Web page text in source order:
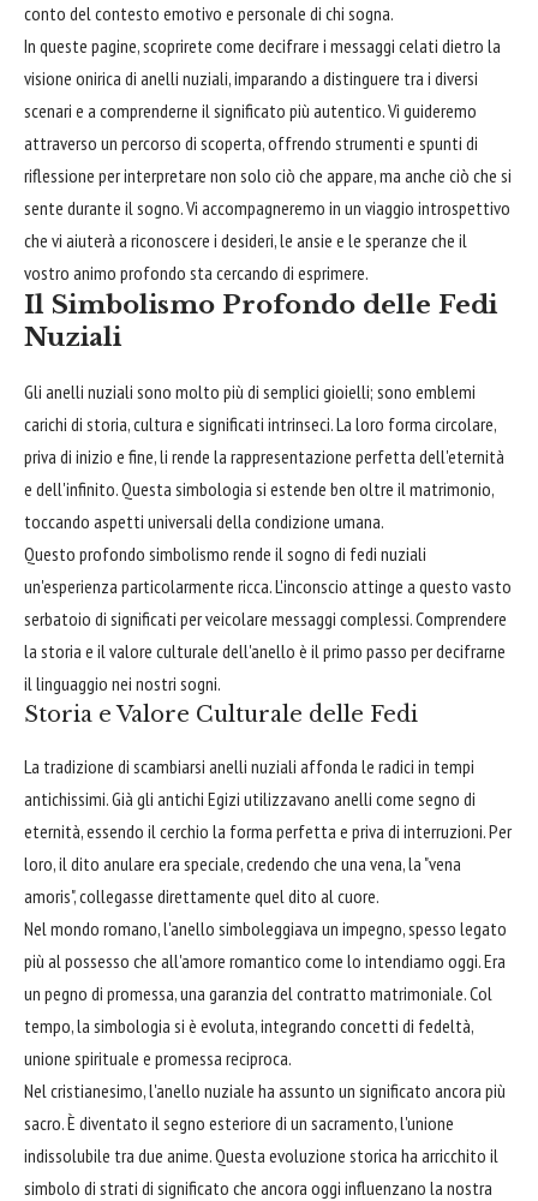
conto del contesto emotivo e personale di chi sogna.
In queste pagine, scoprirete come decifrare i messaggi celati dietro la
visione onirica di anelli nuziali, imparando a distinguere tra i diversi
scenari e a comprenderne il significato più autentico. Vi guideremo
attraverso un percorso di scoperta, offrendo strumenti e spunti di
riflessione per interpretare non solo ciò che appare, ma anche ciò che si
sente durante il sogno. Vi accompagneremo in un viaggio introspettivo
che vi aiuterà a riconoscere i desideri, le ansie e le speranze che il
vostro animo profondo sta cercando di esprimere.
Il Simbolismo Profondo delle Fedi
Nuziali
Gli anelli nuziali sono molto più di semplici gioielli; sono emblemi
carichi di storia, cultura e significati intrinseci. La loro forma circolare,
priva di inizio e fine, li rende la rappresentazione perfetta dell'eternità
e dell'infinito. Questa simbologia si estende ben oltre il matrimonio,
toccando aspetti universali della condizione umana.
Questo profondo simbolismo rende il sogno di fedi nuziali
un'esperienza particolarmente ricca. L'inconscio attinge a questo vasto
serbatoio di significati per veicolare messaggi complessi. Comprendere
la storia e il valore culturale dell'anello è il primo passo per decifrarne
il linguaggio nei nostri sogni.
Storia e Valore Culturale delle Fedi
La tradizione di scambiarsi anelli nuziali affonda le radici in tempi
antichissimi. Già gli antichi Egizi utilizzavano anelli come segno di
eternità, essendo il cerchio la forma perfetta e priva di interruzioni. Per
loro, il dito anulare era speciale, credendo che una vena, la "vena
amoris", collegasse direttamente quel dito al cuore.
Nel mondo romano, l'anello simboleggiava un impegno, spesso legato
più al possesso che all'amore romantico come lo intendiamo oggi. Era
un pegno di promessa, una garanzia del contratto matrimoniale. Col
tempo, la simbologia si è evoluta, integrando concetti di fedeltà,
unione spirituale e promessa reciproca.
Nel cristianesimo, l'anello nuziale ha assunto un significato ancora più
sacro. È diventato il segno esteriore di un sacramento, l'unione
indissolubile tra due anime. Questa evoluzione storica ha arricchito il
simbolo di strati di significato che ancora oggi influenzano la nostra